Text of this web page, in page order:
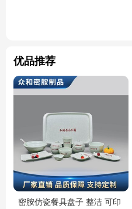
优品推荐
密胺仿瓷餐具盘子 整洁 可印